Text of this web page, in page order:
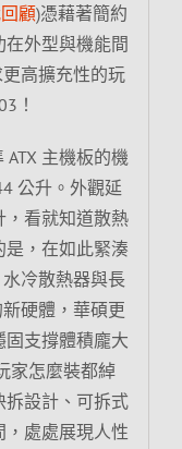
顧)憑藉著簡約
外型與機能間
高擴充性的玩
！
ATX 主機板的機
公升。外觀延
看就知道散熱
，在如此緊湊
冷散熱器與長
硬體，華碩更
支撐體積龐大
家怎麼裝都綽
設計、可拆式
處處展現人性